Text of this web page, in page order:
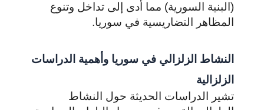
(البنية السورية) مما أدى إلى تداخل وتنوع
المظاهر التضاريسية في سوريا.
النشاط الزلزالي في سوريا وأهمية الدراسات
الزلزالية
تشير الدراسات الحديثة حول النشاط